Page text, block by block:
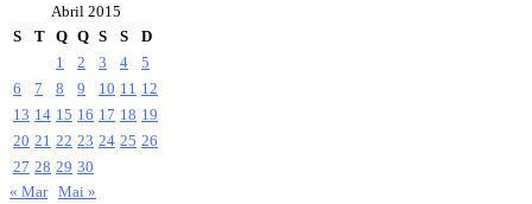
Abril 2015
S
T Q Q S S
D
1
2 3 4
5
6
7 8 9 10 11 12
13 14 15 16 17 18 19
20 21 22 23 24 25 26
27 28 29 30
« Mar Mai »